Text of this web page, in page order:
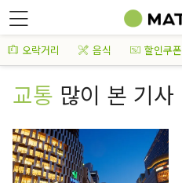
오락거리 음식 할인쿠폰
교통 많이 본 기사